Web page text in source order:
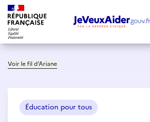
Voir le fil d’Ariane
Éducation pour tous